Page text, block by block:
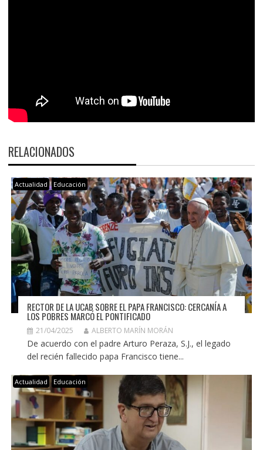
RELACIONADOS
Actualidad Educación
RECTOR DE LA UCAB SOBRE EL PAPA FRANCISCO: CERCANÍA A
LOS POBRES MARCÓ EL PONTIFICADO
21/04/2025 ALBERTO MARÍN MORÁN
De acuerdo con el padre Arturo Peraza, S.J., el legado
del recién fallecido papa Francisco tiene...
Actualidad Educación